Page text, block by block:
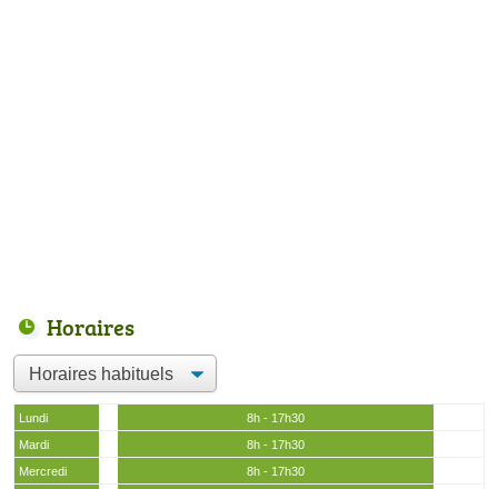
Horaires
Lundi
8h - 17h30
Mardi
8h - 17h30
Mercredi
8h - 17h30